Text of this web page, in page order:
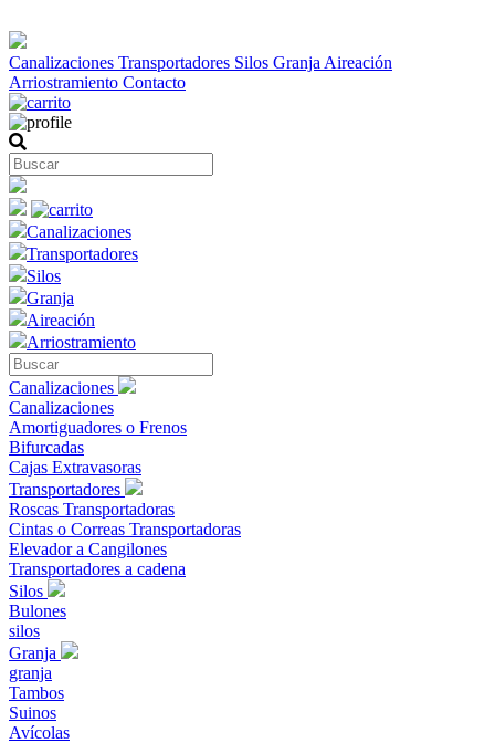
Canalizaciones Transportadores Silos Granja Aireación
Arriostramiento Contacto
Canalizaciones
Transportadores
Silos
Granja
Aireación
Arriostramiento
Canalizaciones
Canalizaciones
Amortiguadores o Frenos
Bifurcadas
Cajas Extravasoras
Transportadores
Roscas Transportadoras
Cintas o Correas Transportadoras
Elevador a Cangilones
Transportadores a cadena
Silos
Bulones
silos
Granja
granja
Tambos
Suinos
Avícolas